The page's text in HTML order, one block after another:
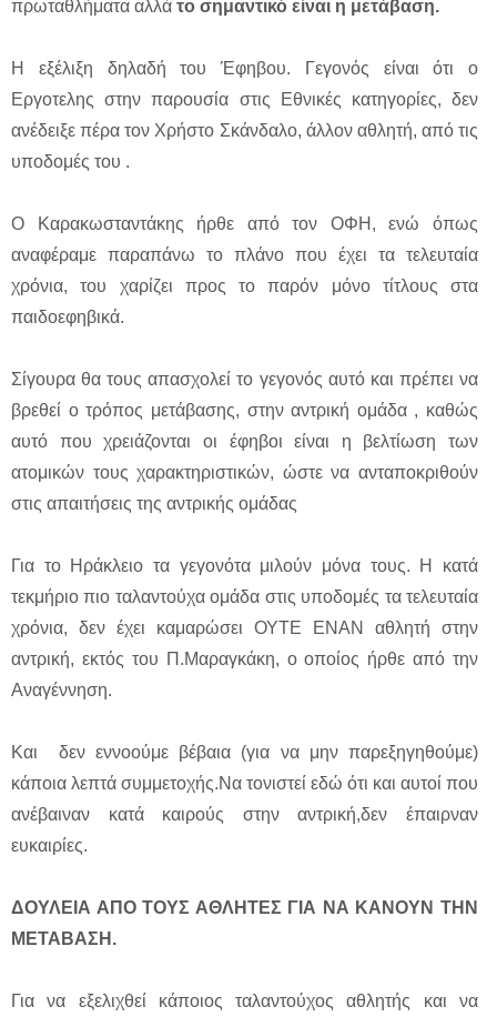
πρωταθλήματα αλλά το σημαντικό είναι η μετάβαση.
Η εξέλιξη δηλαδή του Έφηβου. Γεγονός είναι ότι ο
Εργοτελης στην παρουσία στις Εθνικές κατηγορίες, δεν
ανέδειξε πέρα τον Χρήστο Σκάνδαλο, άλλον αθλητή, από τις
υποδομές του .
Ο Καρακωσταντάκης ήρθε από τον ΟΦΗ, ενώ όπως
αναφέραμε παραπάνω το πλάνο που έχει τα τελευταία
χρόνια, του χαρίζει προς το παρόν μόνο τίτλους στα
παιδοεφηβικά.
Σίγουρα θα τους απασχολεί το γεγονός αυτό και πρέπει να
βρεθεί ο τρόπος μετάβασης, στην αντρική ομάδα , καθώς
αυτό που χρειάζονται οι έφηβοι είναι η βελτίωση των
ατομικών τους χαρακτηριστικών, ώστε να ανταποκριθούν
στις απαιτήσεις της αντρικής ομάδας
Για το Ηράκλειο τα γεγονότα μιλούν μόνα τους. Η κατά
τεκμήριο πιο ταλαντούχα ομάδα στις υποδομές τα τελευταία
χρόνια, δεν έχει καμαρώσει ΟΥΤΕ ΕΝΑΝ αθλητή στην
αντρική, εκτός του Π.Μαραγκάκη, ο οποίος ήρθε από την
Αναγέννηση.
Και δεν εννοούμε βέβαια (για να μην παρεξηγηθούμε)
κάποια λεπτά συμμετοχής.Να τονιστεί εδώ ότι και αυτοί που
ανέβαιναν κατά καιρούς στην αντρική,δεν έπαιρναν
ευκαιρίες.
ΔΟΥΛΕΙΑ ΑΠΟ ΤΟΥΣ ΑΘΛΗΤΕΣ ΓΙΑ ΝΑ ΚΑΝΟΥΝ ΤΗΝ
ΜΕΤΑΒΑΣΗ.
Για να εξελιχθεί κάποιος ταλαντούχος αθλητής και να